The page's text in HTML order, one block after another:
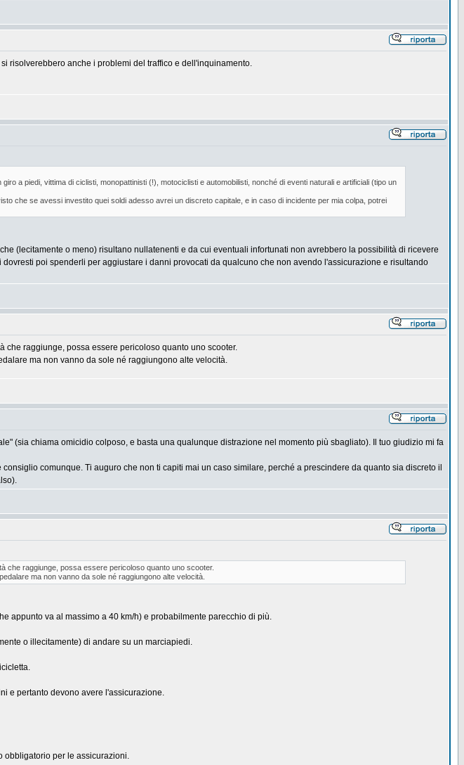
risolverebbero anche i problemi del traffico e dell'inquinamento.
a piedi, vittima di ciclisti, monopattinisti (!), motociclisti e automobilisti, nonché di eventi naturali e artificiali (tipo un
che se avessi investito quei soldi adesso avrei un discreto capitale, e in caso di incidente per mia colpa, potrei
(lecitamente o meno) risultano nullatenenti e da cui eventuali infortunati non avrebbero la possibilità di ricevere
poi spenderli per aggiustare i danni provocati da qualcuno che non avendo l'assicurazione e risultando
che raggiunge, possa essere pericoloso quanto uno scooter.
ma non vanno da sole né raggiungono alte velocità.
(sia chiama omicidio colposo, e basta una qualunque distrazione nel momento più sbagliato). Il tuo giudizio mi fa
comunque. Ti auguro che non ti capiti mai un caso similare, perché a prescindere da quanto sia discreto il
che raggiunge, possa essere pericoloso quanto uno scooter.
ma non vanno da sole né raggiungono alte velocità.
appunto va al massimo a 40 km/h) e probabilmente parecchio di più.
o illecitamente) di andare su un marciapiedi.
e pertanto devono avere l'assicurazione.
obbligatorio per le assicurazioni.